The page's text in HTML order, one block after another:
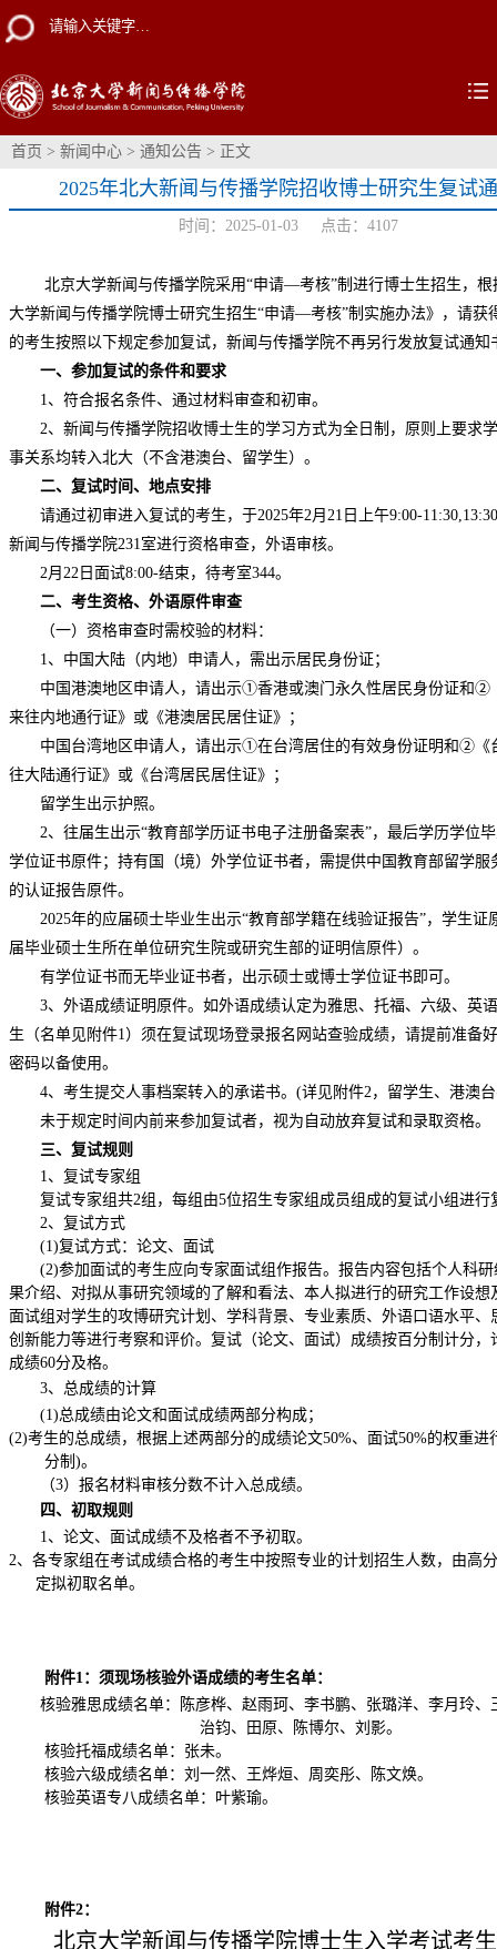
首页 > 新闻中心 > 通知公告 > 正文
2025年北大新闻与传播学院招收博士研究生复试
时间：2025-01-03 点击： 4107
北京大学新闻与传播学院采用“申请—考核”制进行博士生招生，根
大学新闻与传播学院博士研究生招生“申请—考核”制实施办法》，请获
的考生按照以下规定参加复试，新闻与传播学院不再另行发放复试通知
一、参加复试的条件和要求
1 、符合报名条件、通过材料审查和初审。
2、新闻与传播学院招收博士生的学习方式为全日制，原则上要求
事关系均转入北大（不含港澳台、留学生）。
二、复试时间、地点安排
请通过初审进入复试的考生，于2025年2 月 21 日上午9:00-
新闻与传播学院231 室进行资格审查，外语审核。
2 月 22 日面试8:00-结束，待考室344。
二、考生资格、外语原件审查
（一）资格审查时需校验的材料：
1 、中国大陆（内地）申请人，需出示居民身份证；
中国港澳地区申请人，请出示①香港或澳门永久性居民身份证和②
来往内地通行证》或《港澳居民居住证》；
中国台湾地区申请人，请出示①在台湾居住的有效身份证明和②《
往大陆通行证》或《台湾居民居住证》；
留学生出示护照。
2、往届生出示“教育部学历证书电子注册备案表”，最后学历学位
学位证书原件；持有国（境）外学位证书者，需提供中国教育部留学服
的认证报告原件。
2025年的应届硕士毕业生出示“教育部学籍在线验证报告”，学生证
届毕业硕士生所在单位研究生院或研究生部的证明信原件）。
有学位证书而无毕业证书者，出示硕士或博士学位证书即可。
3、外语成绩证明原件。如外语成绩认定为雅思、托福、六级、英
生（名单见附件1）须在复试现场登录报名网站查验成绩，请提前准备
密码以备使用。
4、考生提交人事档案转入的承诺书。 (详见附件2 ，留学生、港澳
未于规定时间内前来参加复试者，视为自动放弃复试和录取资格。
三、复试规则
1 、复试专家组
复试专家组共2组，每组由5位招生专家组成员组成的复试小组进行
2、复试方式
(1)复试方式：论文、面试
(2)参加面试的考生应向专家面试组作报告。报告内容包括个人科
果介绍、对拟从事研究领域的了解和看法、本人拟进行的研究工作设想
面试组对学生的攻博研究计划、学科背景、专业素质、外语口语水平、
创新能力等进行考察和评价。复试（论文、面试）成绩按百分制计分，
成绩60分及格。
3、总成绩的计算
(1)总成绩由论文和面试成绩两部分构成；
(2)考生的总成绩，根据上述两部分的成绩论文50%、面试50%的权重进
分制 )。
（3）报名材料审核分数不计入总成绩。
四、初取规则
1 、论文、面试成绩不及格者不予初取。
2、各专家组在考试成绩合格的考生中按照专业的计划招生人数，由高
定拟初取名单。
附件1：须现场核验外语成绩的考生名单：
核验雅思成绩名单：陈彦桦、赵雨珂、李书鹏、张璐洋、李月玲、
治钧、田原、陈博尔、刘影。
核验托福成绩名单：张未。
核验六级成绩名单：刘一然、王烨烜、周奕彤、陈文焕。
核验英语专八成绩名单：叶紫瑜。
附件2：
北京大学新闻与传播学院博士生入学考试考